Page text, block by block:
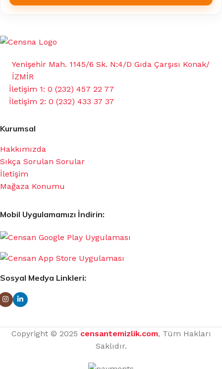
Yenişehir Mah. 1145/6 Sk. N:4/D Gıda Çarşısı Konak/
İZMİR
İletişim 1: 0 (232) 457 22 77
İletişim 2: 0 (232) 433 37 37
Kurumsal
Hakkımızda
Sıkça Sorulan Sorular
İletişim
Mağaza Konumu
Mobil Uygulamamızı İndirin:
Sosyal Medya Linkleri:
Copyright © 2025 censantemizlik.com, Tüm Hakları
Saklıdır.